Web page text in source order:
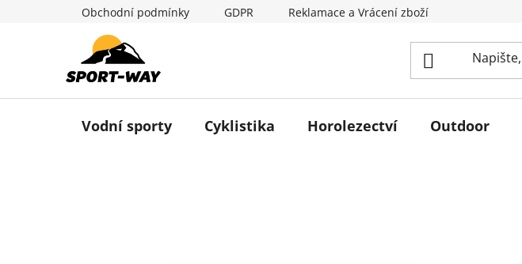
Obchodní podmínky GDPR Reklamace a Vrácení zboží
Vodní sporty Cyklistika Horolezectví Outdoor